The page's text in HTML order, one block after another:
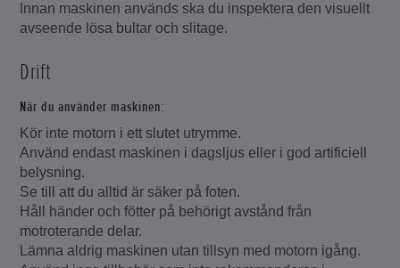
Innan maskinen används ska du inspektera den visuellt
avseende lösa bultar och slitage.
Drift
När du använder maskinen:
Kör inte motorn i ett slutet utrymme.
Använd endast maskinen i dagsljus eller i god artificiell
belysning.
Se till att du alltid är säker på foten.
Håll händer och fötter på behörigt avstånd från
motroterande delar.
Lämna aldrig maskinen utan tillsyn med motorn igång.